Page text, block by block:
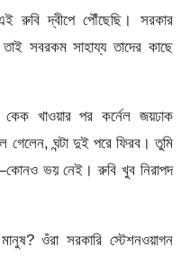
এই রুবি দ্বীপে পৌঁছেছি। সরকার
তাই সবরকম সাহায্য তাদের কাছে
খাওয়ার পর কর্নেল জয়ঢাক
গেলেন, ঘন্টা দুই পরে ফিরব। তুমি
ভয় নেই। রুবি খুব নিরাপদ
ওঁরা সরকারি স্টেশনওয়াগন